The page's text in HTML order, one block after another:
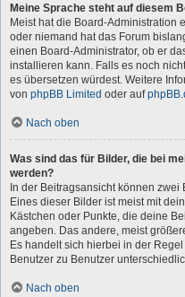
Meine Sprache steht auf diesem
Meist hat die Board-Administration
oder niemand hat das Forum
einen Board-Administrator, ob er
installieren kann. Falls es noch
es übersetzen würdest. Weitere
von phpBB Limited oder auf
Nach oben
Was sind das für Bilder, die bei
werden?
In der Beitragsansicht können
Eines dieser Bilder ist meist mit
Kästchen oder Punkte, die deine
angeben. Das andere, meist
Es handelt sich hierbei in der
Benutzer zu Benutzer
Nach oben